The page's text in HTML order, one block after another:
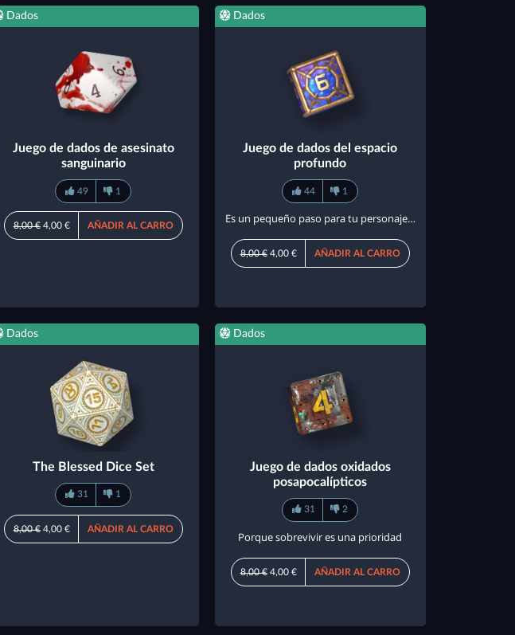
Dados
Juego de dados de asesinato
sanguinario
49 1
8,00 €4,00 € AÑADIR AL CARRO
Dados
Juego de dados del espacio
profundo
44 1
Es un pequeño paso para tu personaje…
8,00 €4,00 € AÑADIR AL CARRO
Dados
The Blessed Dice Set
31 1
8,00 €4,00 € AÑADIR AL CARRO
Dados
Juego de dados oxidados
posapocalípticos
31 2
Porque sobrevivir es una prioridad
8,00 €4,00 € AÑADIR AL CARRO